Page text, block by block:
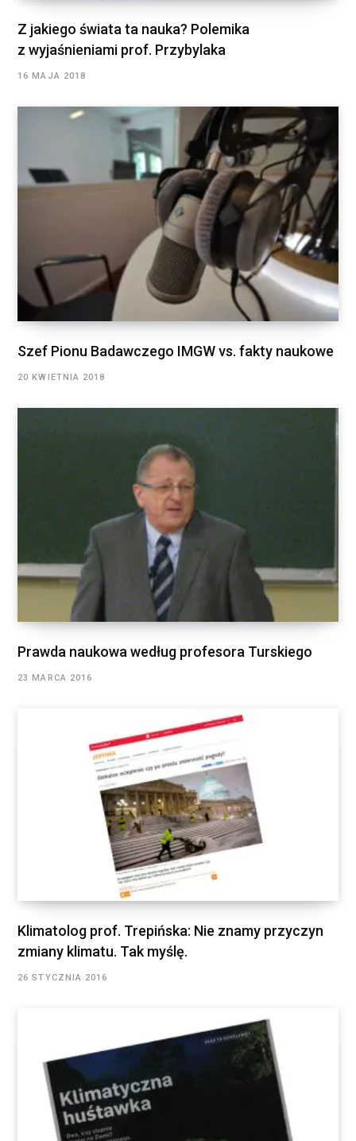
Z jakiego świata ta nauka? Polemika
z wyjaśnieniami prof. Przybylaka
16 MAJA 2018
Szef Pionu Badawczego IMGW vs. fakty naukowe
20 KWIETNIA 2018
Prawda naukowa według profesora Turskiego
23 MARCA 2016
Klimatolog prof. Trepińska: Nie znamy przyczyn
zmiany klimatu. Tak myślę.
26 STYCZNIA 2016